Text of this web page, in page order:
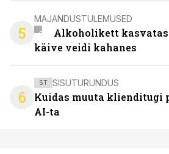
5
MAJANDUSTULEMUSED
Alkoholikett
käive veidi kahanes
6
ST SISUTURUNDUS
Kuidas muuta klienditugi
AI-ta